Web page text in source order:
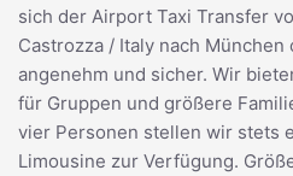
sich der Airport Taxi Transfer
Castrozza / Italy nach
angenehm und sicher. Wir
für Gruppen und größere
vier Personen stellen wir stets
Limousine zur Verfügung.